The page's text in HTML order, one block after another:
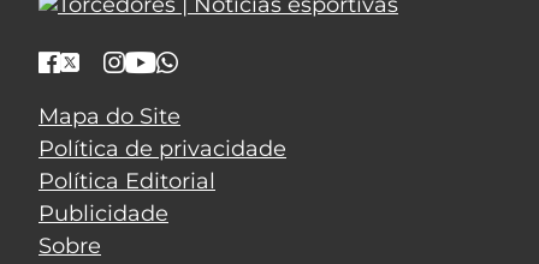
Mapa do Site
Política de privacidade
Política Editorial
Publicidade
Sobre